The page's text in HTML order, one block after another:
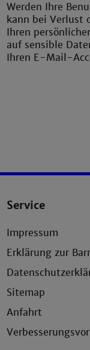
Werden Ihre
kann bei Verlust
Ihren
auf sensible
Ihren E-Mail-
Service
Impressum
Erklärung zur
Sitemap
Anfahrt